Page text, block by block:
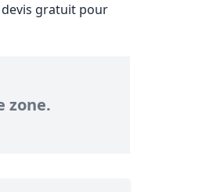
devis gratuit pour
zone.